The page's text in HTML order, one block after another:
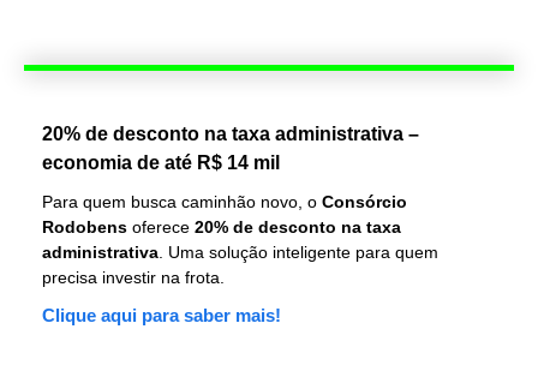
20% de desconto na taxa administrativa –
economia de até R$ 14 mil
Para quem busca caminhão novo, o Consórcio
Rodobens oferece 20% de desconto na taxa
administrativa . Uma solução inteligente para quem
precisa investir na frota.
Clique aqui para saber mais!